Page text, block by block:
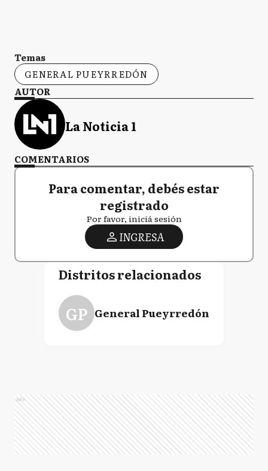
Temas
GENERAL PUEYRREDÓN
AUTOR
La Noticia 1
COMENTARIOS
Para comentar, debés estar
registrado
Por favor, iniciá sesión
INGRESA
Distritos relacionados
GP General Pueyrredón
Ads